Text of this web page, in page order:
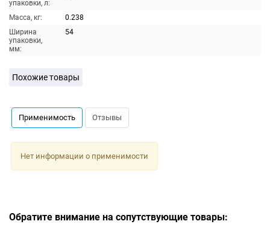
упаковки, л:
Масса, кг:
0.238
Ширина
упаковки,
мм:
54
Похожие товары
Применимость Отзывы
Нет информации о применимости
Обратите внимание на сопутствующие товары: